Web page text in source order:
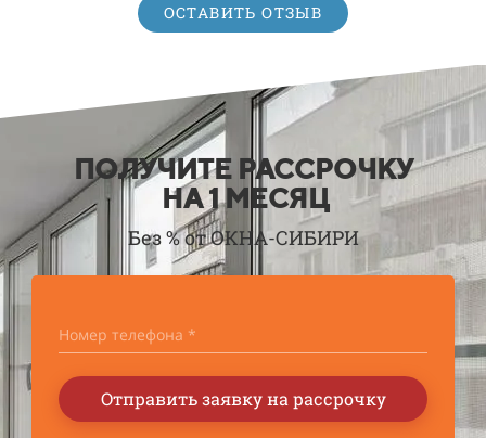
ОСТАВИТЬ ОТЗЫВ
ПОЛУЧИТЕ РАССРОЧКУ
НА 1 МЕСЯЦ
Без % от ОКНА-СИБИРИ
Номер телефона *
Отправить заявку на рассрочку